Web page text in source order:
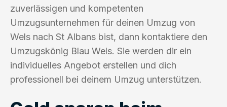
zuverlässigen und kompetenten
Umzugsunternehmen für deinen Umzug von
Wels nach St Albans bist, dann kontaktiere den
Umzugskönig Blau Wels. Sie werden dir ein
individuelles Angebot erstellen und dich
professionell bei deinem Umzug unterstützen.